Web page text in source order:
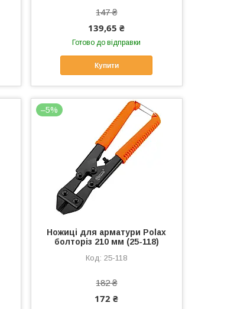
147 ₴
139,65 ₴
Готово до відправки
Купити
–5%
Ножиці для арматури Polax
болторіз 210 мм (25-118)
25-118
182 ₴
172 ₴